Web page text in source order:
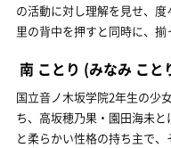
の活動に対し理解を見せ、
里の背中を押すと同時に、揃
南 ことり (みなみ こと
国立音ノ木坂学院2年生の少
ち、高坂穂乃果・園田海未
と柔らかい性格の持ち主で